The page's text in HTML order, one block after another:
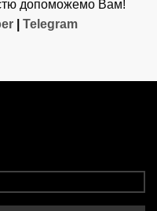
допоможемо Вам!
Telegram